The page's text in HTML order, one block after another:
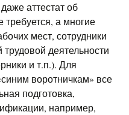
аттестат об
а многие
мест, сотрудники
деятельности
и т.п.). Для
воротничкам» все
подготовка,
например,